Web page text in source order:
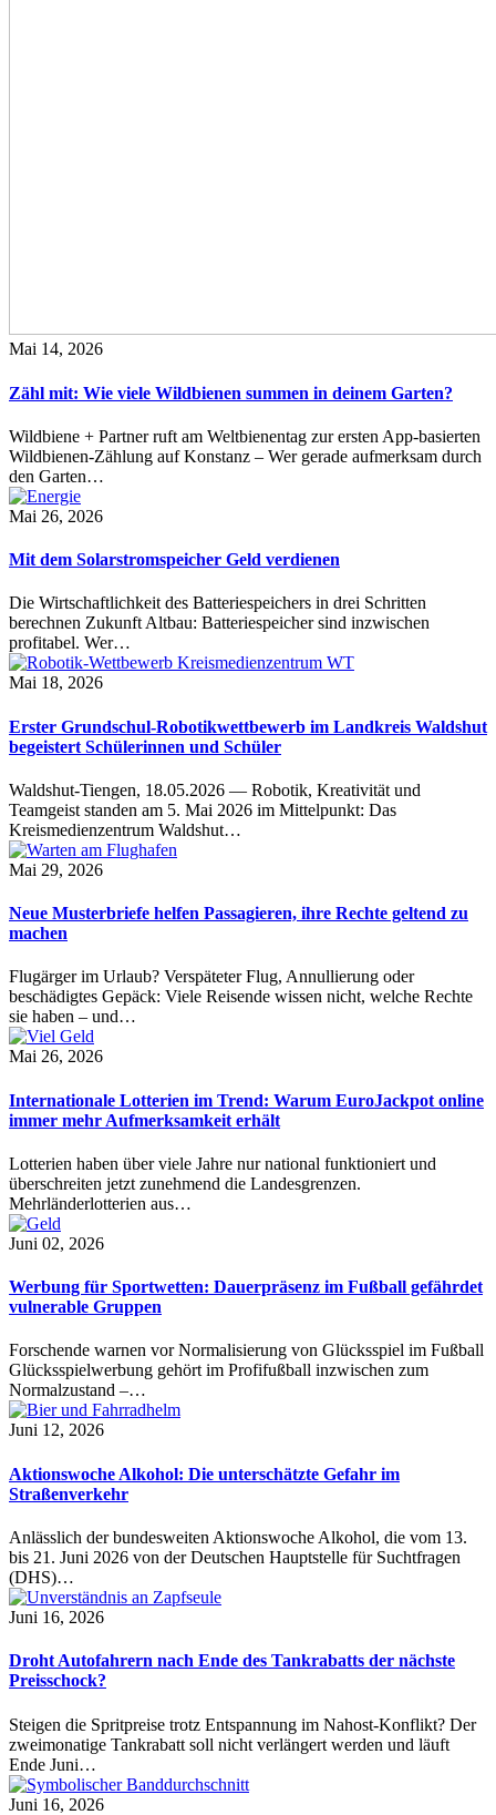
Mai 14, 2026
Zähl mit: Wie viele Wildbienen summen in deinem Garten?
Wildbiene + Partner ruft am Weltbienentag zur ersten App-basierten
Wildbienen-Zählung auf Konstanz – Wer gerade aufmerksam durch
den Garten…
Mai 26, 2026
Mit dem Solarstromspeicher Geld verdienen
Die Wirtschaftlichkeit des Batteriespeichers in drei Schritten
berechnen Zukunft Altbau: Batteriespeicher sind inzwischen
profitabel. Wer…
Mai 18, 2026
Erster Grundschul-Robotikwettbewerb im Landkreis Waldshut
begeistert Schülerinnen und Schüler
Waldshut-Tiengen, 18.05.2026 — Robotik, Kreativität und
Teamgeist standen am 5. Mai 2026 im Mittelpunkt: Das
Kreismedienzentrum Waldshut…
Mai 29, 2026
Neue Musterbriefe helfen Passagieren, ihre Rechte geltend zu
machen
Flugärger im Urlaub? Verspäteter Flug, Annullierung oder
beschädigtes Gepäck: Viele Reisende wissen nicht, welche Rechte
sie haben – und…
Mai 26, 2026
Internationale Lotterien im Trend: Warum EuroJackpot online
immer mehr Aufmerksamkeit erhält
Lotterien haben über viele Jahre nur national funktioniert und
überschreiten jetzt zunehmend die Landesgrenzen.
Mehrländerlotterien aus…
Juni 02, 2026
Werbung für Sportwetten: Dauerpräsenz im Fußball gefährdet
vulnerable Gruppen
Forschende warnen vor Normalisierung von Glücksspiel im Fußball
Glücksspielwerbung gehört im Profifußball inzwischen zum
Normalzustand –…
Juni 12, 2026
Aktionswoche Alkohol: Die unterschätzte Gefahr im
Straßenverkehr
Anlässlich der bundesweiten Aktionswoche Alkohol, die vom 13.
bis 21. Juni 2026 von der Deutschen Hauptstelle für Suchtfragen
(DHS)…
Juni 16, 2026
Droht Autofahrern nach Ende des Tankrabatts der nächste
Preisschock?
Steigen die Spritpreise trotz Entspannung im Nahost-Konflikt? Der
zweimonatige Tankrabatt soll nicht verlängert werden und läuft
Ende Juni…
Juni 16, 2026